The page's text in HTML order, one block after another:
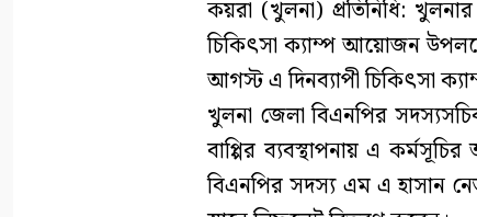
কয়রা (খুলনা) প্রতিনিধি: খুলনার
চিকিৎসা ক্যাম্প আয়োজন
আগস্ট এ দিনব্যাপী চিকিৎসা
খুলনা জেলা বিএনপির
বাপ্পির ব্যবস্থাপনায় এ
বিএনপির সদস্য এম এ হাসান